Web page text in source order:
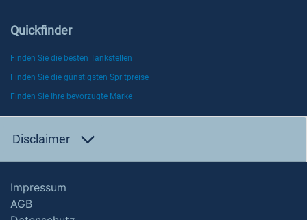
Quickfinder
Finden Sie die besten Tankstellen
Finden Sie die günstigsten Spritpreise
Finden Sie Ihre bevorzugte Marke
Disclaimer
Impressum
AGB